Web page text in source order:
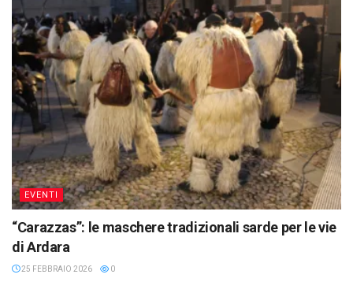
EVENTI
“Carazzas”: le maschere tradizionali sarde per le vie
di Ardara
25 FEBBRAIO 2026 0